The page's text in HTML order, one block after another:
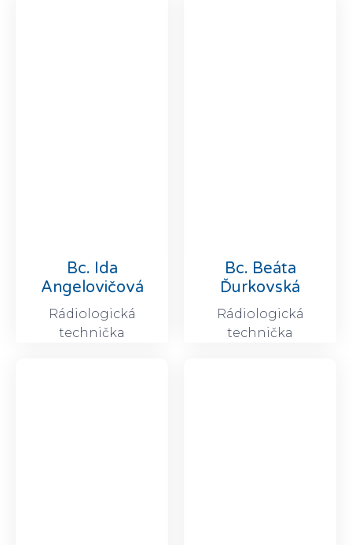
Bc. Ida
Angelovičová
Rádiologická
technička
Bc. Beáta
Ďurkovská
Rádiologická
technička